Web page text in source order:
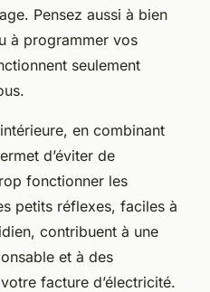
Pensez aussi à bien
à programmer vos
seulement
en combinant
d’éviter de
fonctionner les
petits réflexes, faciles à
contribuent à une
et à des
facture d’électricité.